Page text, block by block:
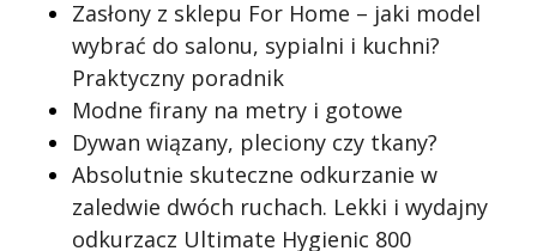
Zasłony z sklepu For Home – jaki model
wybrać do salonu, sypialni i kuchni?
Praktyczny poradnik
Modne firany na metry i gotowe
Dywan wiązany, pleciony czy tkany?
Absolutnie skuteczne odkurzanie w
zaledwie dwóch ruchach. Lekki i wydajny
odkurzacz Ultimate Hygienic 800